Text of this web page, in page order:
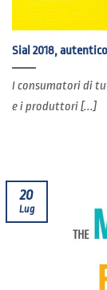
Sial 2018,
I consumatori di
e i produttori [...]
20
Lug